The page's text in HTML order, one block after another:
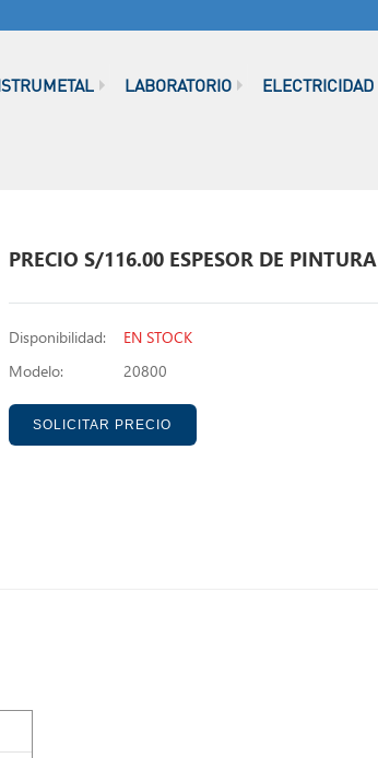
LABORATORIO ELECTRICIDAD
PRECIO S/116.00 ESPESOR DE PINTURA
Disponibilidad:
EN STOCK
Modelo:
20800
SOLICITAR PRECIO